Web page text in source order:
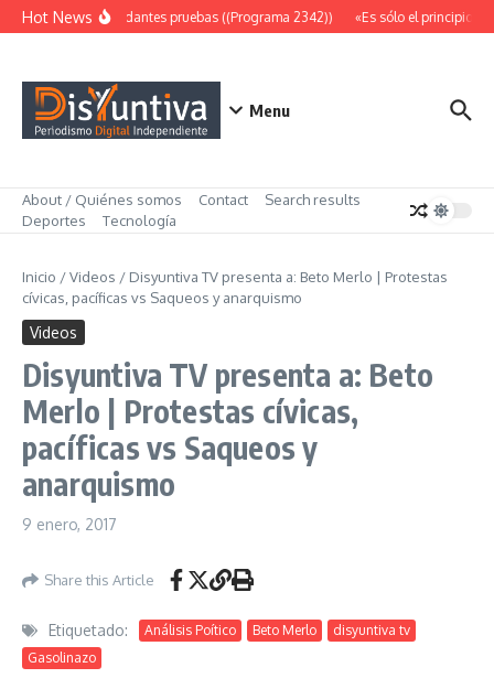
Saltar al contenido
Hot NewsAbundantes pruebas ((Programa 2342)) «Es sólo el principio»
Menu
About / Quiénes somos Contact
Search results
Deportes
Tecnología
Inicio /Videos / Disyuntiva TV presenta a: Beto Merlo | Protestas
cívicas, pacíficas vs Saqueos y anarquismo
Videos
Disyuntiva TV presenta a: Beto
Merlo | Protestas cívicas,
pacíficas vs Saqueos y
anarquismo
9 enero, 2017
Share this Article
Etiquetado: Análisis Poítico Beto Merlo
disyuntiva tv
Gasolinazo